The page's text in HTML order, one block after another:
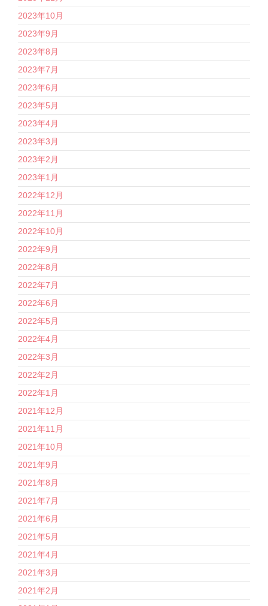
2023年10月
2023年9月
2023年8月
2023年7月
2023年6月
2023年5月
2023年4月
2023年3月
2023年2月
2023年1月
2022年12月
2022年11月
2022年10月
2022年9月
2022年8月
2022年7月
2022年6月
2022年5月
2022年4月
2022年3月
2022年2月
2022年1月
2021年12月
2021年11月
2021年10月
2021年9月
2021年8月
2021年7月
2021年6月
2021年5月
2021年4月
2021年3月
2021年2月